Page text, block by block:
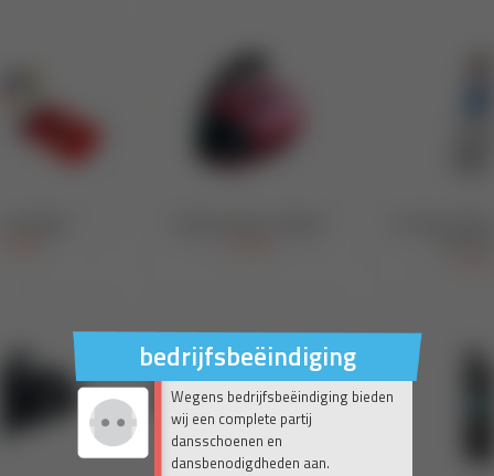
bedrijfsbeëindiging
Wegens bedrijfsbeëindiging bieden
wij een complete partij
dansschoenen en
dansbenodigdheden aan.